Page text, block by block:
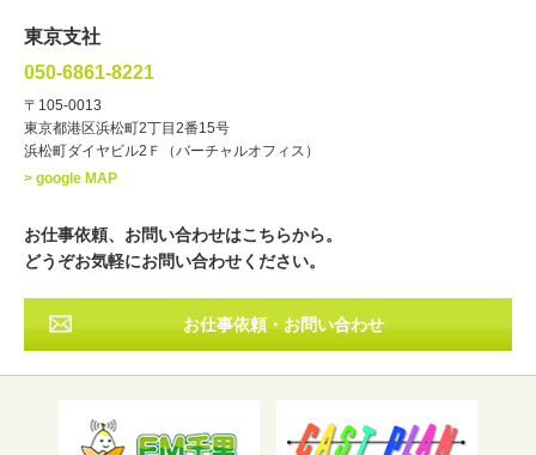
・年齢
・出身地 北海道 東北
その他
フリーワード検索
東京支社
050-6861-8221
〒105-0013
東京都港区浜松町2丁目2番15号
浜松町ダイヤビル2Ｆ（バーチャルオフィス）
> google MAP
お仕事依頼、お問い合わせはこちらから。
どうぞお気軽にお問い合わせください。
お仕事依頼・お問い合わせ